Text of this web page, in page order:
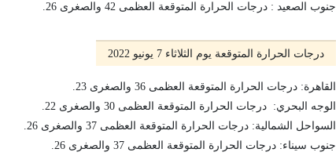
جنوب الصعيد : درجات الحرارة المتوقعة العظمى 42 والصغرى 26.
درجات الحرارة المتوقعة يوم الثلاثاء 7 يونيو 2022
القاهرة: درجات الحرارة المتوقعة العظمى 36 والصغرى 23.
الوجه البحري: درجات الحرارة المتوقعة العظمى 30 والصغرى 22.
السواحل الشمالية: درجات الحرارة المتوقعة العظمى 37 والصغرى 26.
جنوب سيناء: درجات الحرارة المتوقعة العظمى 37 والصغرى 26.